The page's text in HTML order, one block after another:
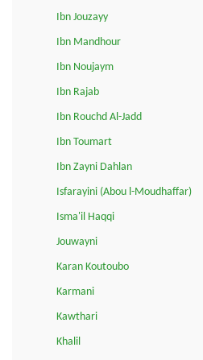
Ibn Jouzayy
Ibn Mandhour
Ibn Noujaym
Ibn Rajab
Ibn Rouchd Al-Jadd
Ibn Toumart
Ibn Zayni Dahlan
Isfarayini (Abou l-Moudhaffar)
Isma'il Haqqi
Jouwayni
Karan Koutoubo
Karmani
Kawthari
Khalil